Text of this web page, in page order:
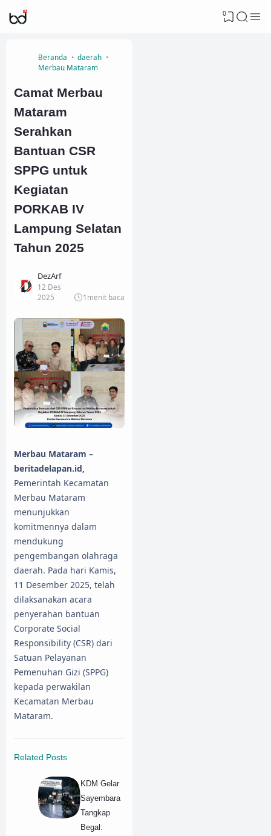
0
Beranda
daerah
Merbau Mataram
Camat Merbau
Mataram
Serahkan
Bantuan CSR
SPPG untuk
Kegiatan
PORKAB IV
Lampung Selatan
Tahun 2025
DezArf
12 Des
2025
1 menit baca
Merbau Mataram –
beritadelapan.id,
Pemerintah Kecamatan
Merbau Mataram
menunjukkan
komitmennya dalam
mendukung
pengembangan olahraga
daerah. Pada hari Kamis,
11 Desember 2025, telah
dilaksanakan acara
penyerahan bantuan
Corporate Social
Responsibility (CSR) dari
Satuan Pelayanan
Pemenuhan Gizi (SPPG)
kepada perwakilan
Kecamatan Merbau
Mataram.
Related Posts
KDM Gelar
Sayembara
Tangkap
Begal: